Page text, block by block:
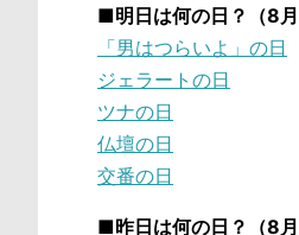
■明日は何の日？（8月
「男はつらいよ」の日
ジェラートの日
ツナの日
仏壇の日
交番の日
■昨日は何の日？（8月